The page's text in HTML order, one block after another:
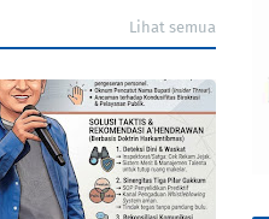
Lihat semua